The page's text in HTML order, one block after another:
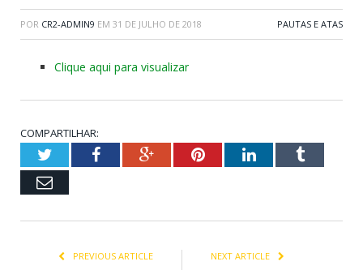
POR CR2-ADMIN9 EM 31 DE JULHO DE 2018 PAUTAS E ATAS
Clique aqui para visualizar
COMPARTILHAR:
TwitterFacebookGoogle+PinterestLinkedInTumblr
Email
PREVIOUS ARTICLE NEXT ARTICLE